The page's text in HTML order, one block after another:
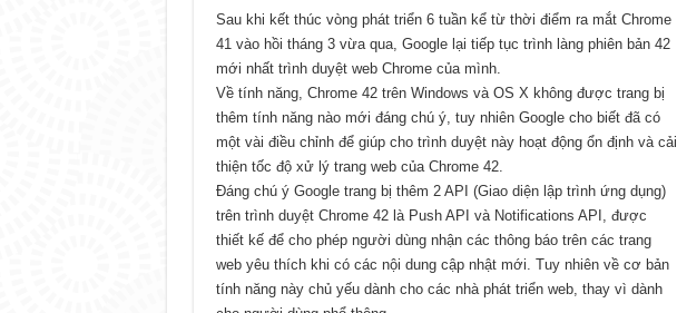
Sau khi kết thúc vòng phát triển 6 tuần kể từ thời điểm ra mắt Chrome
41 vào hồi tháng 3 vừa qua, Google lại tiếp tục trình làng phiên bản 42
mới nhất trình duyệt web Chrome của mình.
Về tính năng, Chrome 42 trên Windows và OS X không được trang bị
thêm tính năng nào mới đáng chú ý, tuy nhiên Google cho biết đã có
một vài điều chỉnh để giúp cho trình duyệt này hoạt động ổn định và cải
thiện tốc độ xử lý trang web của Chrome 42.
Đáng chú ý Google trang bị thêm 2 API (Giao diện lập trình ứng dụng)
trên trình duyệt Chrome 42 là Push API và Notifications API, được
thiết kế để cho phép người dùng nhận các thông báo trên các trang
web yêu thích khi có các nội dung cập nhật mới. Tuy nhiên về cơ bản
tính năng này chủ yếu dành cho các nhà phát triển web, thay vì dành